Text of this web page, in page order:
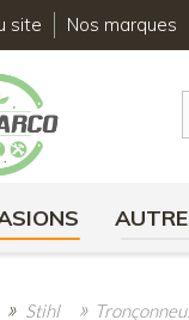
site Nos marques
» Stihl »